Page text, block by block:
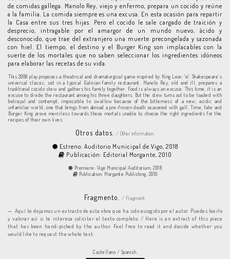
de comidas gallega. Manolo Rey, viejo y enfermo, prepara un cocido y reúne
a la familia. La comida siempre es una excusa. En esta ocasión para repartir
la Casa entre sus tres hijas. Pero el cocido le sale cargado de traición y
desprecio, intragable por el amargor de un mundo nuevo, ácido y
desconocido, que trae del extranjero una muerte precongelada y sazonada
con hiel. El tiempo, el destino y el Burger King son implacables con la
suerte de los mortales que no saben seleccionar los ingredientes idóneos
para elaborar las recetas de su vida.
This 2008 play proposes a theatrical and dramaturgical game inspired by King Lear, W. Shakespeare’s
universal classic, set in a typical Galician family restaurant. Manolo Rey, old and ill, prepares a
traditional cocido stew and gathers his family together. Food is always an excuse. This time, it is an
excuse to divide the restaurant among his three daughters. But the stew turns out to be loaded with
betrayal and contempt, impossible to swallow because of the bitterness of a new, acidic and
unfamiliar world, one that brings from abroad a pre-frozen death seasoned with gall. Time, fate and
Burger King prove merciless towards those mortals unable to choose the right ingredients for the
recipes of their own lives.
Otros datos. / Other information.
Estreno: Auditorio Municipal de Vigo, 2018
Publicación: Editorial Morgante, 2010
Premiere: Vigo Municipal Auditorium, 2018
Publication: Morgante Publishing, 2010
Fragmento./ Fragment.
Aquí te dejamos un extracto de esta obra que ha sido escogido por el autor. Puedes leerlo
y valorar así si te interesa solicitar el texto completo. / Here is an extract of this piece
that has been hand-picked by the author. Feel free to read it and decide whether you
would like to request the whole text.
Castellano / Spanish.